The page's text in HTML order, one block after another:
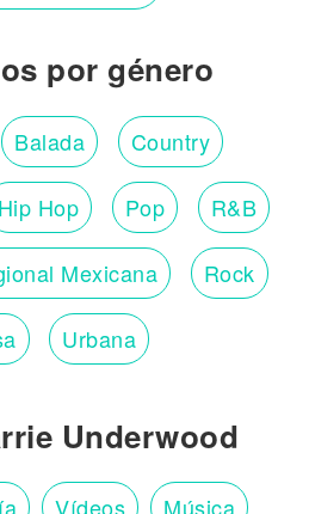
por género
Balada Country
Hip Hop Pop R&B
Mexicana Rock
Urbana
Underwood
Vídeos Música